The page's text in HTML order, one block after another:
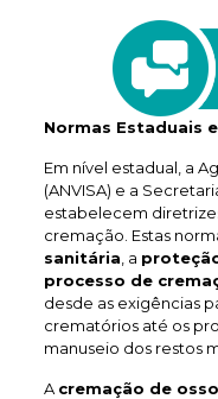
Normas Estaduais
Em nível estadual, a
(ANVISA) e a
estabelecem
cremação. Estas
sanitária , a
processo de
desde as exigências
crematórios até os
manuseio dos restos
A cremação de